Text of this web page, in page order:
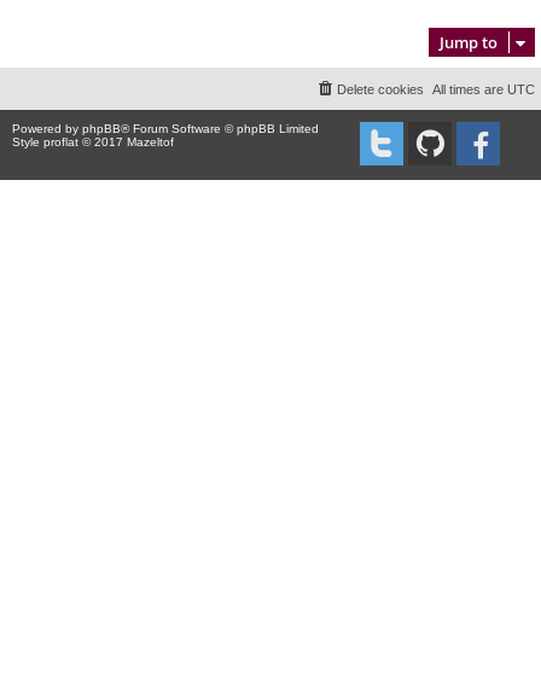
Jump to
All times are UTC
Delete cookies
Powered by phpBB® Forum Software © phpBB Limited
Style proflat © 2017 Mazeltof